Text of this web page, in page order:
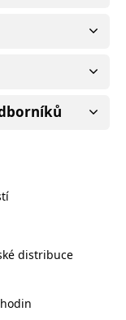
distribuce